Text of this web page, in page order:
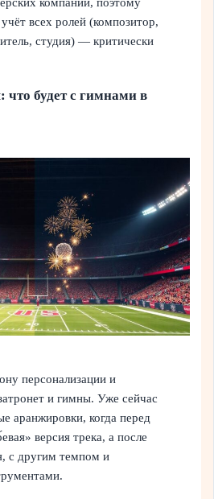
компаний, поэтому
всех ролей (композитор,
студия) — критически
что будет с гимнами в
персонализации и
и гимны. Уже сейчас
аранжировки, когда перед
версия трека, а после
с другим темпом и